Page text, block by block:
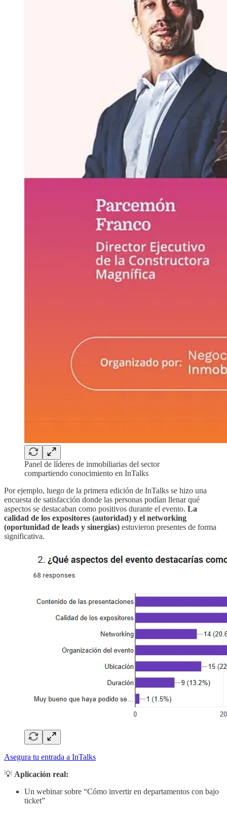
Panel de líderes de inmobiliarias del sector
compartiendo conocimiento en InTalks
Por ejemplo, luego de la primera edición de InTalks se hizo una
encuesta de satisfacción donde las personas podían llenar qué
aspectos se destacaban como positivos durante el evento. La
calidad de los expositores (autoridad) y el networking
(oportunidad de leads y sinergias) estuvieron presentes de forma
significativa.
Asegura tu entrada a InTalks
💡 Aplicación real:
Un webinar sobre “Cómo invertir en departamentos con bajo
ticket”